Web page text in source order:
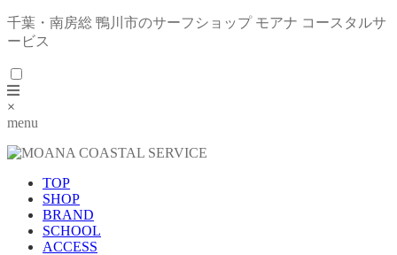
千葉・南房総 鴨川市のサーフショップ モアナ コースタルサ
ービス
×
menu
TOP
SHOP
BRAND
SCHOOL
ACCESS